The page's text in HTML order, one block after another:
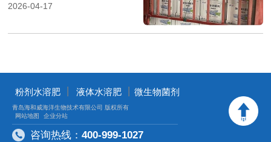
2026-04-17
粉剂水溶肥 液体水溶肥 丨微生物菌剂
青岛海和威海洋生物技术有限公司 版权所有
网站地图
企业分站
咨询热线：400-999-1027